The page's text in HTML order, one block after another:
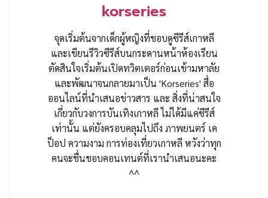
korseries
จุดเริ่มต้นจากเด็กผู้หญิงที่ชอบดูซีรีส์เกาหลี
และเขียนรีวิวซีรีส์บนกระดานหน้าห้องเรียน
ตัดสินใจเริ่มต้นเปิดทวิตเตอร์ก่อนเข้ามหาลัย
และพัฒนาจนกลายมาเป็น 'Korseries' สื่อ
ออนไลน์ที่นำเสนอข่าวสาร และ สิ่งที่น่าสนใจ
เกี่ยวกับวงการบันเทิงเกาหลี ไม่ได้มีแค่ซีรีส์
เท่านั้น แต่ยังครอบคลุมไปถึง ภาพยนตร์ เค
ป็อป ความงาม การท่องเที่ยวเกาหลี หวังว่าทุก
คนจะชื่นชอบคอนเทนต์ที่เรานำเสนอนะคะ
^^